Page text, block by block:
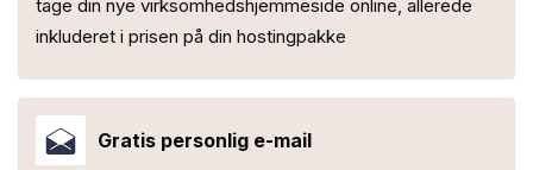
tage din nye virksomhedshjemmeside online, allerede
inkluderet i prisen på din hostingpakke
Gratis personlig e-mail